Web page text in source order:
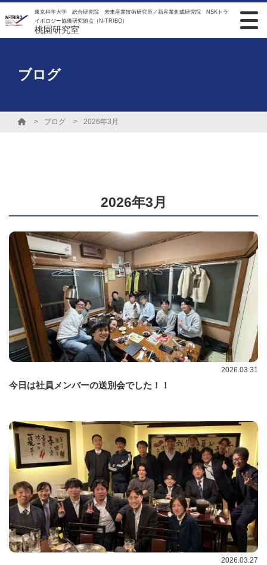
東京科学大学 総合研究院 未来産業技術研究所／新産業創成研究院 NSKトラ
イボロジー協働研究拠点（N-TRIBO）
桃園研究室
ブログ
ブログ 2026年3月
2026年3月
2026.03.31
今日は社員メンバーの送別会でした！！
2026.03.27